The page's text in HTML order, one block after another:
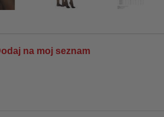
na moj seznam